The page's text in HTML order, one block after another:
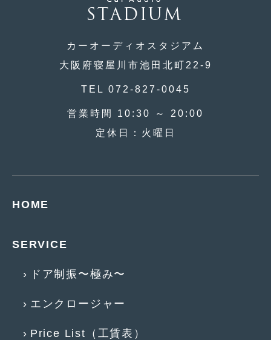
カーオーディオスタジアム
大阪府寝屋川市池田北町22-9
TEL 072-827-0045
営業時間 10:30 ～ 20:00
定休日：火曜日
HOME
SERVICE
ドア制振〜極み〜
エンクロージャー
Price List（工賃表）